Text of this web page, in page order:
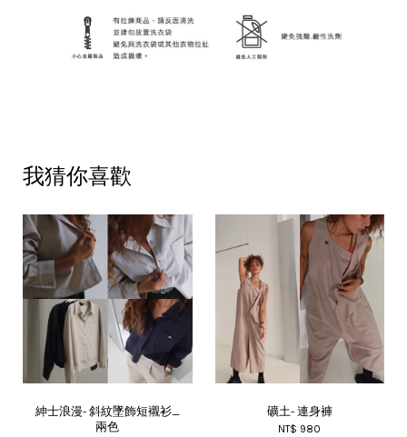
我猜你喜歡
紳士浪漫- 斜紋墜飾短襯衫_
兩色
礦土- 連身褲
NT$ 980